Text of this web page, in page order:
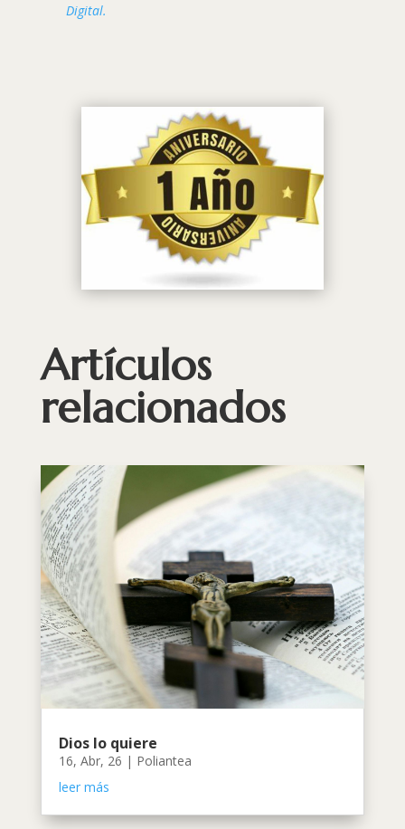
Digital.
Artículos
relacionados
Dios lo quiere
16, Abr, 26 | Poliantea
leer más